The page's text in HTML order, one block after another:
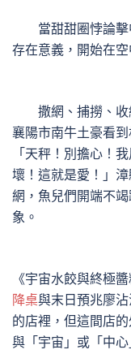
當甜甜圈悖論擊
存在意義，開始在空
撒網、捕撈、收
襄陽市南牛土豪看
「天秤！別擔心！
壞！這就是愛！」
網，魚兒們開端不
象。
《宇宙水餃與終極
降桌與末日預兆廖沾
的店裡，但這間店
與「宇宙」或「中